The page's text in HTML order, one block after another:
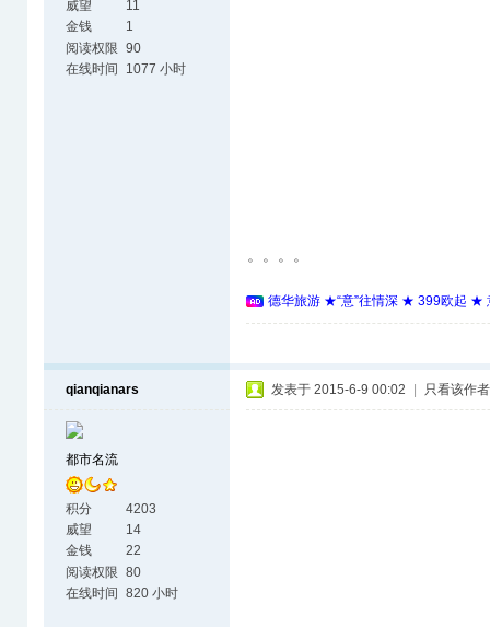
威望
11
金钱
1
阅读权限 90
在线时间
1077 小时
。。。。
德华旅游 ★“意”往情深 ★ 399欧起 ★
qianqianars
都市名流
积分
4203
威望
14
金钱
22
阅读权限 80
在线时间 820 小时
发表于 2015-6-9 00:02 只看该作者